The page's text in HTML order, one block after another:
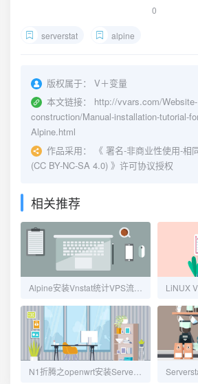
0
serverstat alpine
版权属于：
V＋变量
本文链接：
http://vvars.com/Website-
construction/Manual-installation-tutorial-
Alpine.html
作品采用：
《 署名-非商业性使用-相
(CC BY-NC-SA 4.0) 》许可协议授权
相关推荐